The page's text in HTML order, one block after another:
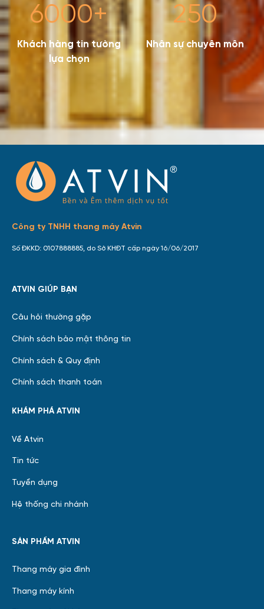
6000+
Khách hàng tin tưởng
lựa chọn
250
Nhân sự chuyên môn
Công ty TNHH thang máy Atvin
Số ĐKKD: 0107888885, do Sở KHĐT cấp ngày 16/06/2017
ATVIN GIÚP BẠN
Câu hỏi thường gặp
Chính sách bảo mật thông tin
Chính sách & Quy định
Chính sách thanh toán
KHÁM PHÁ ATVIN
Về Atvin
Tin tức
Tuyển dụng
Hệ thống chi nhánh
SẢN PHẨM ATVIN
Thang máy gia đình
Thang máy kính